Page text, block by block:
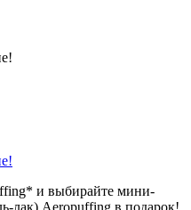
и выбирайте мини-
лак) Aeropuffing в подарок!